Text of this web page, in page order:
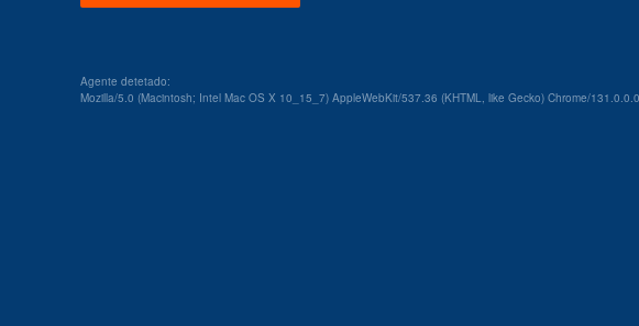
Agente detetado:
Mozilla/5.0 (Macintosh; Intel Mac OS X 10_15_7) AppleWebKit/537.36 (KHTML, like Gecko) Chrome/